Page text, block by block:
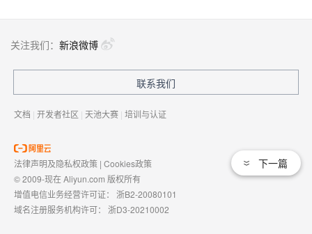
下一篇
关注我们： 新浪微博
联系我们
文档 | 开发者社区 | 天池大赛 | 培训与认证
法律声明及隐私权政策 | Cookies政策
© 2009-现在 Aliyun.com 版权所有
增值电信业务经营许可证： 浙B2-20080101
域名注册服务机构许可： 浙D3-20210002